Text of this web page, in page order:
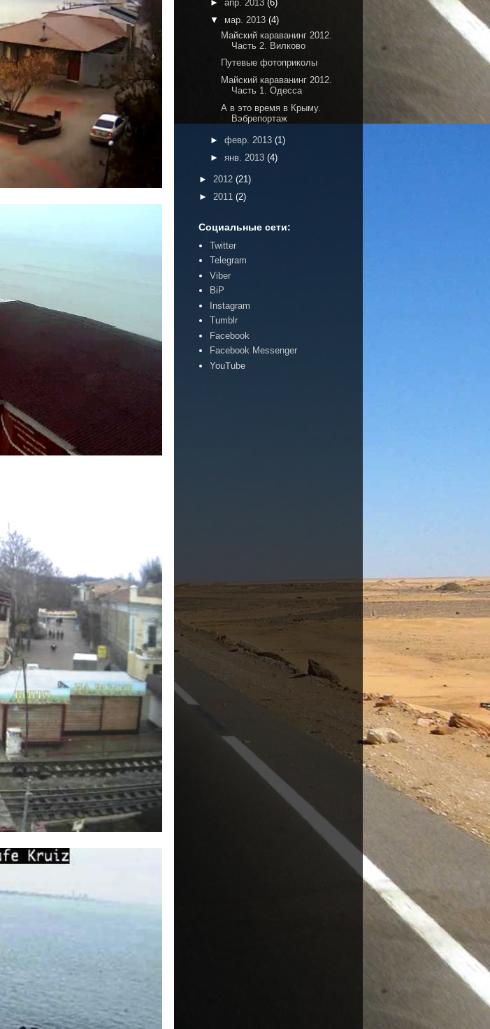
► апр. 2013 (6)
▼ мар. 2013 (4)
Майский караванинг 2012.
Часть 2. Вилково
Путевые фотоприколы
Майский караванинг 2012.
Часть 1. Одесса
А в это время в Крыму.
Вэбрепортаж
► февр. 2013 (1)
► янв. 2013 (4)
► 2012 (21)
► 2011 (2)
Социальные сети:
Twitter
Telegram
Viber
BiP
Instagram
Tumblr
Facebook
Facebook Messenger
YouTube